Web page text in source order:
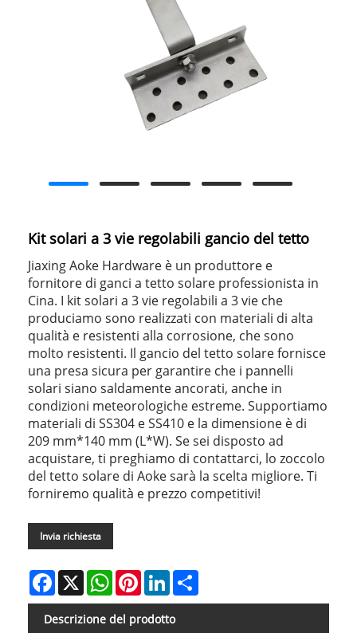
Kit solari a 3 vie regolabili gancio del tetto
Jiaxing Aoke Hardware è un produttore e
fornitore di ganci a tetto solare professionista in
Cina. I kit solari a 3 vie regolabili a 3 vie che
produciamo sono realizzati con materiali di alta
qualità e resistenti alla corrosione, che sono
molto resistenti. Il gancio del tetto solare fornisce
una presa sicura per garantire che i pannelli
solari siano saldamente ancorati, anche in
condizioni meteorologiche estreme. Supportiamo
materiali di SS304 e SS410 e la dimensione è di
209 mm*140 mm (L*W). Se sei disposto ad
acquistare, ti preghiamo di contattarci, lo zoccolo
del tetto solare di Aoke sarà la scelta migliore. Ti
forniremo qualità e prezzo competitivi!
Invia richiesta
Facebook
X WhatsAppPinterestLinkedIn
Descrizione del prodotto